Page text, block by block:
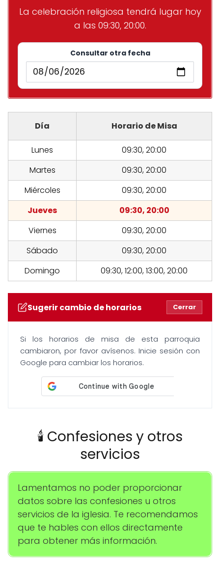
La celebración religiosa tendrá lugar hoy
a las 09:30, 20:00.
Consultar otra fecha
Día Horario de Misa
Lunes
09:30, 20:00
Martes
09:30, 20:00
Miércoles
09:30, 20:00
Jueves
09:30, 20:00
Viernes
09:30, 20:00
Sábado
09:30, 20:00
Domingo
09:30, 12:00, 13:00, 20:00
Sugerir cambio de horarios Cerrar
Si los horarios de misa de esta parroquia
cambiaron, por favor avísenos. Inicie sesión con
Google para cambiar los horarios.
🕯️ Confesiones y otros
servicios
Lamentamos no poder proporcionar
datos sobre las confesiones u otros
servicios de la iglesia. Te recomendamos
que te hables con ellos directamente
para obtener más información.